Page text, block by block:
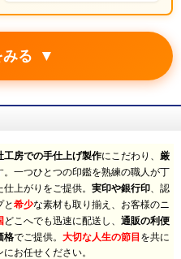
る ▼
工房での手仕上げ製作にこだわり、
厳
。一つひとつの印鑑を熟練の職人が丁
上がりをご提供。 実印や銀行印、認
と希少な素材も取り揃え、お客様のニ
どこへでも迅速に配送し、 通販の利便
格でご提供。 大切な人生の節目 を共に
お任せください。